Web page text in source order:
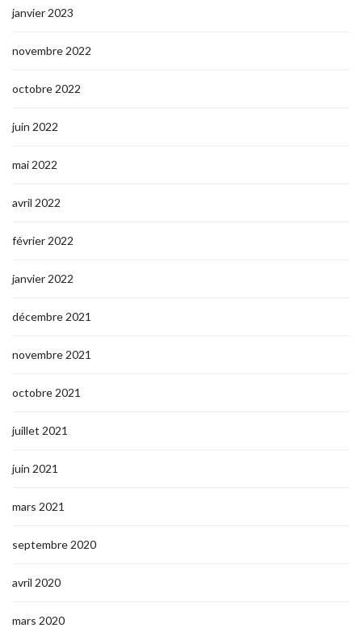
janvier 2023
novembre 2022
octobre 2022
juin 2022
mai 2022
avril 2022
février 2022
janvier 2022
décembre 2021
novembre 2021
octobre 2021
juillet 2021
juin 2021
mars 2021
septembre 2020
avril 2020
mars 2020